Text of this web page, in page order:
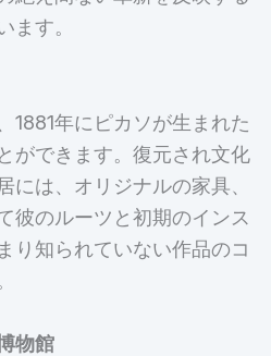
ます。
1881年にピカソが生まれた
ができます。復元され文化
には、オリジナルの家具、
彼のルーツと初期のインス
り知られていない作品のコ
物館